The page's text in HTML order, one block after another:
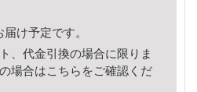
け予定です。
、代金引換の場合に限りま
場合はこちら をご確認くだ